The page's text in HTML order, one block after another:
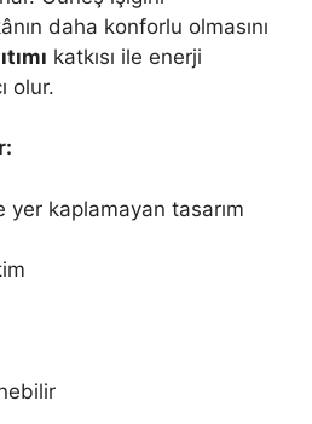
daha konforlu olmasını
katkısı ile enerji
olur.
yer kaplamayan tasarım